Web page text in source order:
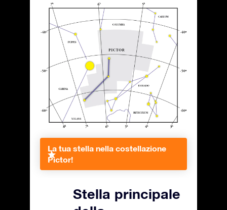
La tua stella nella costellazione
Pictor!
Stella principale